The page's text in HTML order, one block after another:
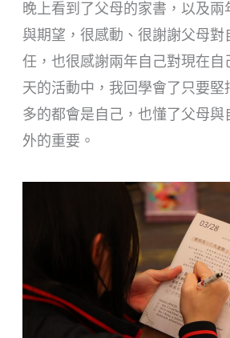
晚上看到了父母的家書，以及兩
與期望，很感動、很謝謝父母對
任，也很感謝兩年自己對現在自
天的活動中，我回學會了只要堅
多的都會是自己，也懂了父母與
外的重要。